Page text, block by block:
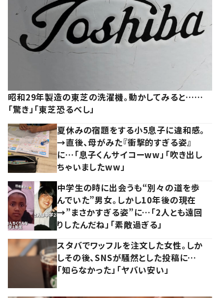
昭和29年製造の東芝の洗濯機。動かしてみると……
「驚き」「東芝恐るべし」
夏休みの宿題をする小5息子に違和感。
→直後、母がみた『衝撃的すぎる姿』
に…「息子くんサイコーww」「吹き出し
ちゃいましたww」
中学生の時に出会うも“別々の道を歩
んでいた”男女。しかし10年後の現在
→”まさかすぎる姿”に…「2人とも遠回
りしたんだね」「素敵過ぎる」
スタバでワッフルを注文した女性。しか
しその後、SNSが騒然とした投稿に…
「知らなかった」「ヤバい安い」